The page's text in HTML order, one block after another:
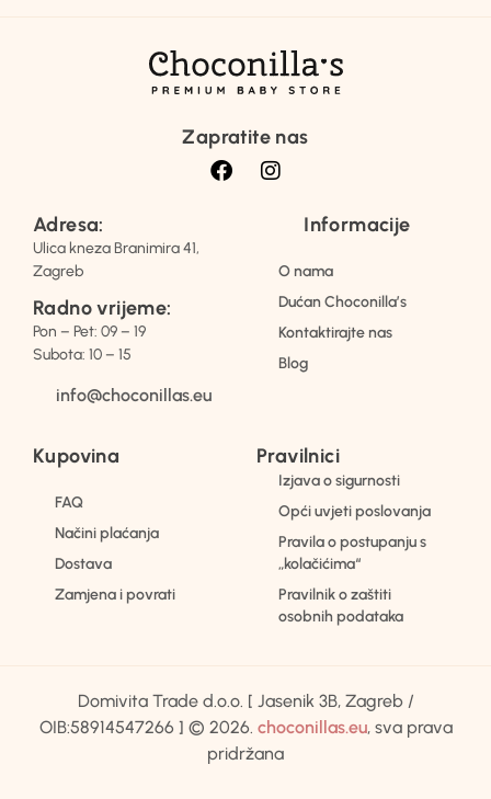
Zapratite nas
Adresa:
Ulica kneza Branimira 41,
Zagreb
Radno vrijeme:
Pon – Pet: 09 – 19
Subota: 10 – 15
info@choconillas.eu
Informacije
O nama
Dućan Choconilla’s
Kontaktirajte nas
Blog
Kupovina
FAQ
Načini plaćanja
Dostava
Zamjena i povrati
Pravilnici
Izjava o sigurnosti
Opći uvjeti poslovanja
Pravila o postupanju s
„kolačićima“
Pravilnik o zaštiti
osobnih podataka
Domivita Trade d.o.o. [ Jasenik 3B, Zagreb /
OIB:58914547266 ] © 2026. choconillas.eu, sva prava
pridržana